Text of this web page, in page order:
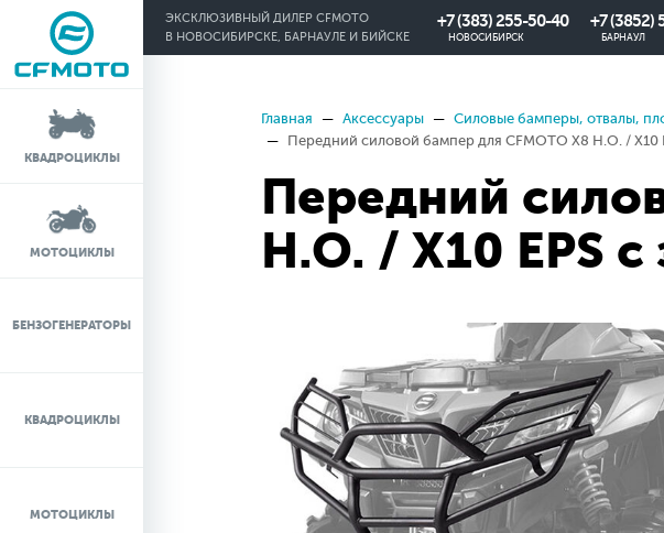
ЭКСКЛЮЗИВНЫЙ ДИЛЕР CFMOTO
В НОВОСИБИРСКЕ, БАРНАУЛЕ И БИЙСКЕ
+7 (383) 255-50-40
НОВОСИБИРСК
+7 (3852)
БАРНАУЛ
КВАДРОЦИКЛЫ
МОТОЦИКЛЫ
БЕНЗОГЕНЕРАТОРЫ
КВАДРОЦИКЛЫ
МОТОЦИКЛЫ
0%
IN
Главная Аксессуары Силовые бамперы, отвалы,
Передний силовой бампер для CFMOTO X8 H.O. / X10
Передний
H.O. / X10 EPS